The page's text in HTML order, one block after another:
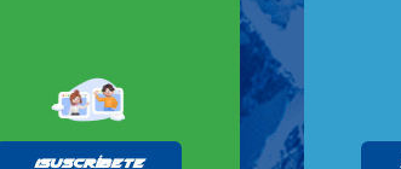
¡Suscríbete